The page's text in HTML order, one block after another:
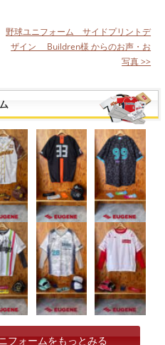
野球ユニフォーム サイドプリントデ
ザイン Buildren様 からのお声・お
写真 >>
フォームをもっとみる